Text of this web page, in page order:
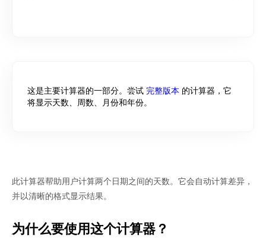
这是主要计算器的一部分。尝试 完整版本 的计算器，它
将显示天数、周数、月份和年份。
此计算器帮助用户计算两个日期之间的天数。它会自动计算差异，
并以清晰的格式显示结果。
为什么要使用这个计算器？